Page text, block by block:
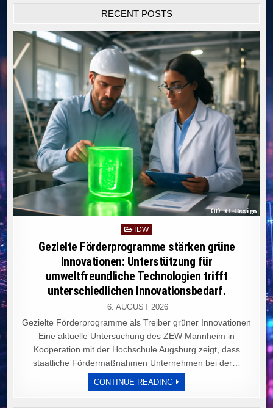
UNTERSCHIEDLICHEN
RECENT POSTS
Posted
IDW
Gezielte Förderprogramme stärken grüne
Innovationen: Unterstützung für
umweltfreundliche Technologien trifft
unterschiedlichen Innovationsbedarf.
6. AUGUST 2026
Gezielte Förderprogramme als Treiber grüner Innovationen
Eine aktuelle Untersuchung des ZEW Mannheim in
Kooperation mit der Hochschule Augsburg zeigt, dass
staatliche Fördermaßnahmen Unternehmen bei der…
CONTINUE READINGGEZIELTE
FÖRDERPROGRAMME
STÄRKEN